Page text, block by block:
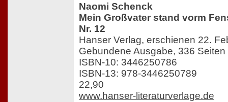
Naomi Schenck
Mein Großvater stand vorm
Nr. 12
Hanser Verlag, erschienen 22.
Gebundene Ausgabe, 336 Seiten
ISBN-10: 3446250786
ISBN-13: 978-3446250789
22,90
www.hanser-literaturverlage.de